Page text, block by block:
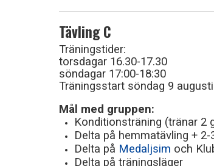
Tävling C
Träningstider:
torsdagar 16.30-17.30
söndagar 17:00-18:30
Träningsstart söndag 9
Mål med gruppen:
Konditionsträning (tränar 2
Delta på hemmatävling +
Delta på Medaljsim och
Delta på träningsläger